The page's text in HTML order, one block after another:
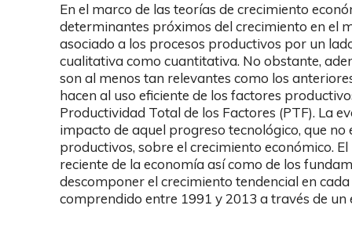
En el marco de las teorías de crecimiento
determinantes próximos del crecimiento en el
asociado a los procesos productivos por un
cualitativa como cuantitativa. No obstante,
son al menos tan relevantes como los
hacen al uso eficiente de los factores
Productividad Total de los Factores (PTF). La
impacto de aquel progreso tecnológico, que
productivos, sobre el crecimiento económico.
reciente de la economía así como de los
descomponer el crecimiento tendencial en
comprendido entre 1991 y 2013 a través de